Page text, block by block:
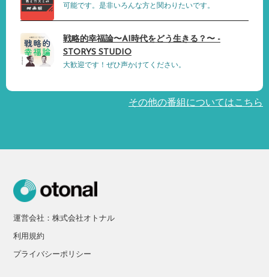
可能です。是非いろんな方と関わりたいです。
戦略的幸福論〜AI時代をどう生きる？〜 -
STORYS STUDIO
大歓迎です！ぜひ声かけてください。
その他の番組についてはこちら
運営会社：株式会社オトナル
利用規約
プライバシーポリシー